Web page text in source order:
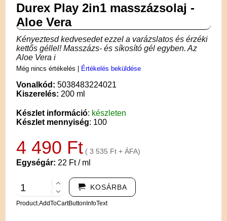
Durex Play 2in1 masszázsolaj -
Aloe Vera
Kényeztesd kedvesedet ezzel a varázslatos és érzéki
kettős géllel! Masszázs- és síkosító gél egyben. Az
Aloe Vera i
Még nincs értékelés Értékelés beküldése
Vonalkód: 5038483224021
Kiszerelés: 200 ml
Készlet információ: készleten
Készlet mennyiség: 100
4 490 Ft ( 3 535 Ft + ÁFA)
Egységár: 22 Ft / ml
KOSÁRBA
Product.AddToCartButtonInfoText